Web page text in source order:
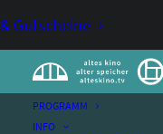
Gutscheine
PROGRAMM
INFO